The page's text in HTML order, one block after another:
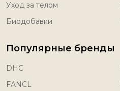
Уход за телом
Биодобавки
Популярные бренды
DHC
FANCL